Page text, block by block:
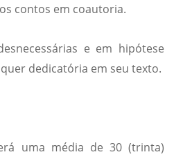
contos em coautoria.
e em hipótese
dedicatória em seu texto.
uma média de 30 (trinta)